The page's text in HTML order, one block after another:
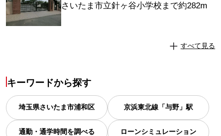
さいたま市立針ヶ谷小学校まで約282m
すべて見る
キーワードから探す
埼玉県さいたま市浦和区 京浜東北線「与野」駅
通勤・通学時間を調べる ローンシミュレーション